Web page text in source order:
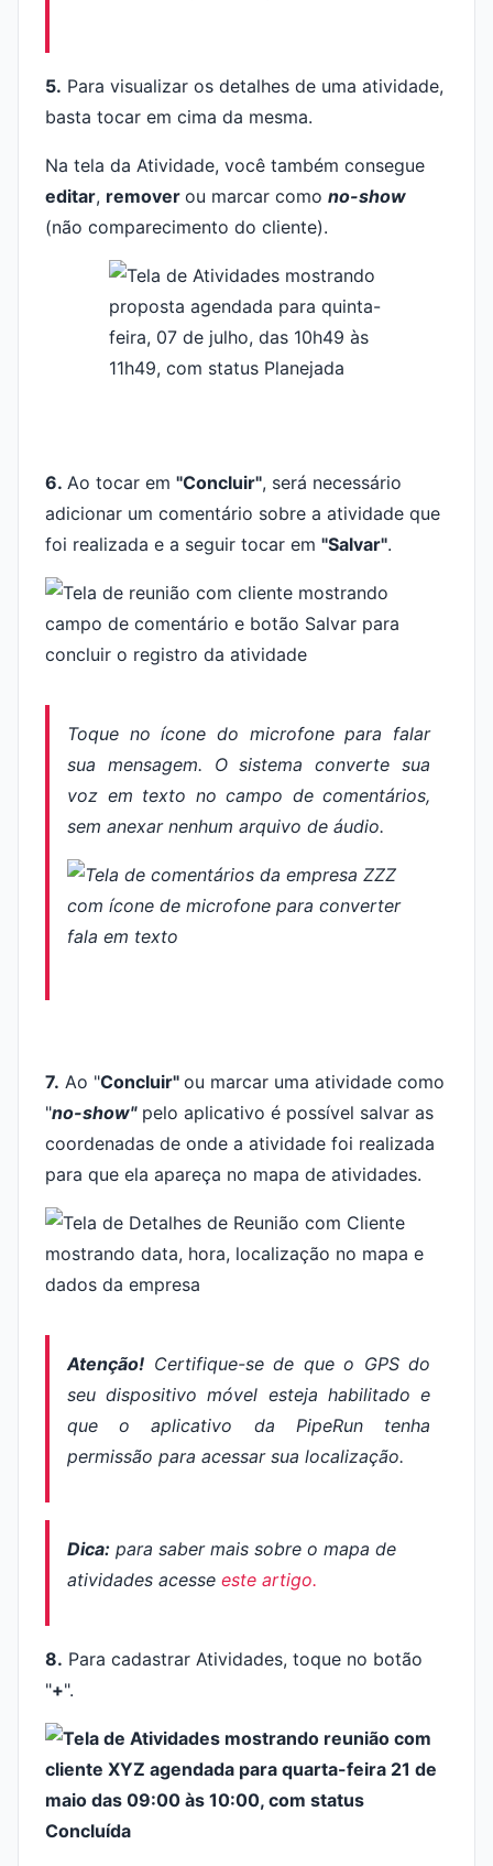
5. Para visualizar os detalhes de uma atividade,
basta tocar em cima da mesma.
Na tela da Atividade, você também consegue
editar, remover ou marcar como no-show
(não comparecimento do cliente).
6. Ao tocar em "Concluir", será necessário
adicionar um comentário sobre a atividade que
foi realizada e a seguir tocar em "Salvar".
Toque no ícone do microfone para falar
sua mensagem. O sistema converte sua
voz em texto no campo de comentários,
sem anexar nenhum arquivo de áudio.
7. Ao "Concluir" ou marcar uma atividade como
"no-show"pelo aplicativo é possível salvar as
coordenadas de onde a atividade foi realizada
para que ela apareça no mapa de atividades.
Atenção! Certifique-se de que o GPS do
seu dispositivo móvel esteja habilitado e
que o aplicativo da PipeRun tenha
permissão para acessar sua localização.
Dica: para saber mais sobre o mapa de
atividades acesse este artigo.
8. Para cadastrar Atividades, toque no botão
"+".